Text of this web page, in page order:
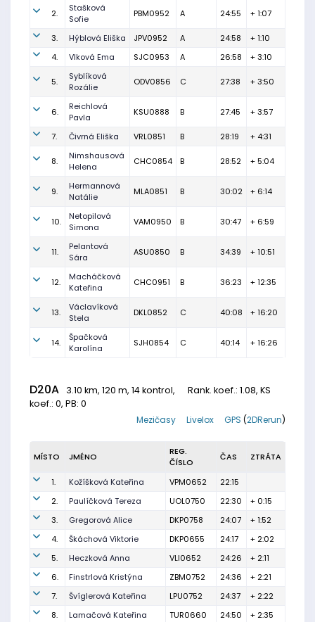
2.
Stašková
Sofie
PBM0952 A 24:55 + 1:07
3. Hýblová Eliška JPV0952 A 24:58
+ 1:10
4.
Vlková Ema SJC0953 A 26:58 + 3:10
5.
Syblíková
Rozálie
ODV0856 C 27:38 + 3:50
6.
Reichlová
Pavla
KSU0888 B 27:45 + 3:57
7. Čivrná Eliška VRL0851 B 28:19 + 4:31
8.
Nimshausová
Helena
CHC0854 B 28:52 + 5:04
9.
Hermannová
Natálie
MLA0851 B 30:02 + 6:14
10.
Netopilová
Simona
VAM0950 B 30:47 + 6:59
11.
Pelantová
Sára
ASU0850 B 34:39 + 10:51
12.
Macháčková
Kateřina
CHC0951 B 36:23 + 12:35
13.
Václavíková
Stela
DKL0852 C 40:08 + 16:20
14.
Špačková
Karolína
SJH0854 C 40:14 + 16:26
D20A 3.10 km, 120 m, 14 kontrol, Rank. koef.: 1.08, KS
koef.: 0, PB: 0
GPS (2DRerun)
Livelox
Mezičasy
MÍSTO JMÉNO
REG.
ČÍSLO
ČAS ZTRÁTA
1. Kožíšková Kateřina VPM0652
22:15
2.
Paulíčková Tereza UOL0750 22:30
+ 0:15
3.
Gregorová Alice DKP0758 24:07
+ 1:52
4.
Škáchová Viktorie DKP0655 24:17
+ 2:02
5.
Heczková Anna VLI0652 24:26
+ 2:11
6.
Finstrlová Kristýna ZBM0752 24:36
+ 2:21
7.
Švíglerová Kateřina LPU0752 24:37
+ 2:22
8.
Lamačová Kateřina TUR0660 24:50
+ 2:35